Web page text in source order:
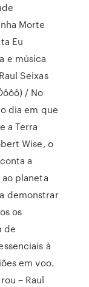
Morte
Eu
e música
Seixas
/ No
dia em que
a Terra
Wise, o
a
planeta
demonstrar
os
de
à
em voo.
– Raul